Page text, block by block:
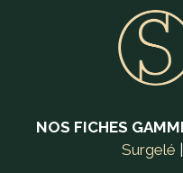
NOS FICHES
Surgelé |